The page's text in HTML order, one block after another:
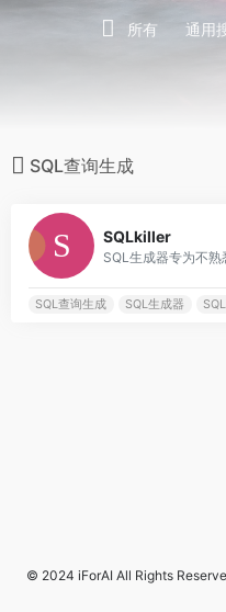
所有 通用
SQL查询生成
SQLkiller
SQL查询生成 SQL生成器
© 2024 iForAI All Rights